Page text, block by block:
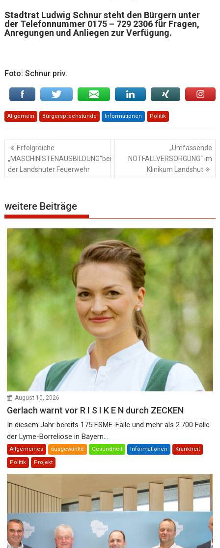
Stadtrat Ludwig Schnur steht den Bürgern unter
der Telefonnummer 0175 – 729 2306 für Fragen,
Anregungen und Anliegen zur Verfügung.
Foto: Schnur priv.
Allgemein Bürgersprechstunde Informationen Politik
Beitragsnavigation
Erfolgreiche
„MASCHINISTENAUSBILDUNG“bei
der Landshuter Feuerwehr
„Umfassende
NOTFALLVERSORGUNG“ im
Klinikum Landshut
weitere Beiträge
August 10, 2026
Gerlach warnt vor R I S I K E N durch ZECKEN
In diesem Jahr bereits 175 FSME-Fälle und mehr als 2.700 Fälle
der Lyme-Borreliose in Bayern...
Allgemeines ausgewählte Gesundheit Informationen Krankheit
Politik Projekt